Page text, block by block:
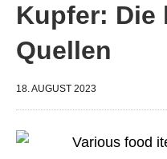
Kupfer: Die
Quellen
18. AUGUST 2023